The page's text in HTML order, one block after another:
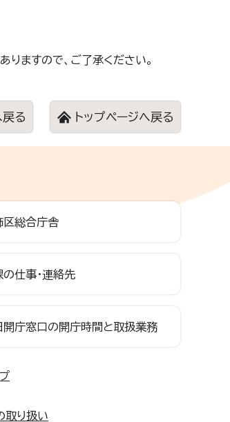
ますので、ご了承ください。
戻る トップページへ戻る
区総合庁舎
の仕事・連絡先
開庁窓口の開庁時間と取扱業務
取り扱い